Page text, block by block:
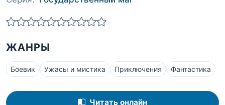
ЖАНРЫ
Боевик Ужасы и мистика Приключения Фантастика
Читать онлайн